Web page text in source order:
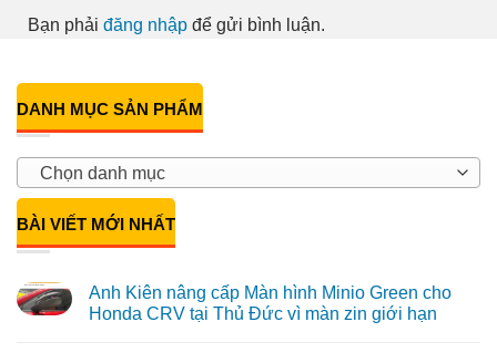
Bạn phải đăng nhập để gửi bình luận.
DANH MỤC SẢN PHẨM
Chọn danh mục
BÀI VIẾT MỚI NHẤT
Anh Kiên nâng cấp Màn hình Minio Green cho
Honda CRV tại Thủ Đức vì màn zin giới hạn